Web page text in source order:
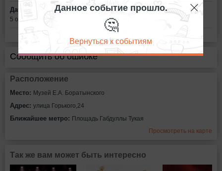
Дата:
5 октября в 13:00
Сообщить об ошибке
Расположение
Место: Музей Е.А. Боратынского
Адрес: улица Горького,24
Ближайшее метро: Площадь Габдуллы Тукая
Просмотреть на карте
Так же вам может быть интересно
Данное событие прошло.
🤔
Вернуться к событиям